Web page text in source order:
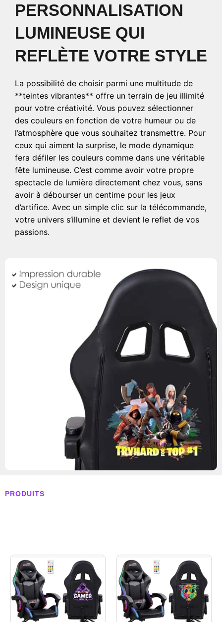
PERSONNALISATION
LUMINEUSE QUI
REFLÈTE VOTRE STYLE
La possibilité de choisir parmi une multitude de
**teintes vibrantes** offre un terrain de jeu illimité
pour votre créativité. Vous pouvez sélectionner
des couleurs en fonction de votre humeur ou de
l’atmosphère que vous souhaitez transmettre. Pour
ceux qui aiment la surprise, le mode dynamique
fera défiler les couleurs comme dans une véritable
fête lumineuse. C’est comme avoir votre propre
spectacle de lumière directement chez vous, sans
avoir à débourser un centime pour les jeux
d’artifice. Avec un simple clic sur la télécommande,
votre univers s’illumine et devient le reflet de vos
passions.
PRODUITS